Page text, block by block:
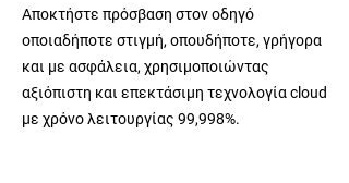
Αποκτήστε πρόσβαση στον οδηγό
οποιαδήποτε στιγμή, οπουδήποτε, γρήγορα
και με ασφάλεια, χρησιμοποιώντας
αξιόπιστη και επεκτάσιμη τεχνολογία cloud
με χρόνο λειτουργίας 99,998%.